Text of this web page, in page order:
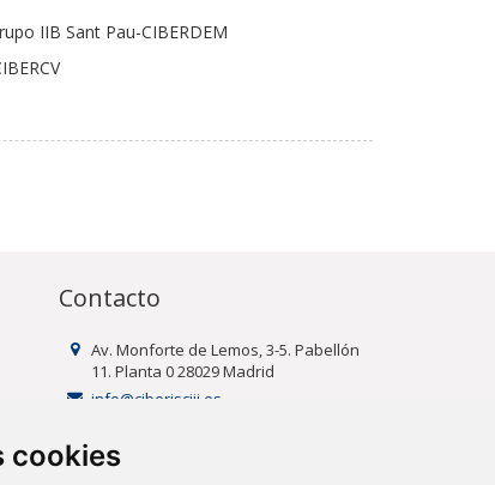
cookies
IIB Sant Pau-CIBERDEM
Contacto
Av. Monforte de Lemos, 3-5. Pabellón
11. Planta 0 28029 Madrid
info@ciberisciii.es